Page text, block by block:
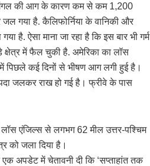
जंगल की आग के कारण कम से कम 1,200
गया है. कैलिफोर्निया के वानिकी और
है. ऐसा माना जा रहा है कि इस बार भी गर्म
में फैल चुकी है. अमेरिका का लॉस
पिछले कई दिनों से भीषण आग लगी हुई है।
जलकर राख हो गई है। फ्रीवे के पास
लॉस एंजिल्स से लगभग 62 मील उत्तर-पश्चिम
को जला दिया है।
अपडेट में चेतावनी दी कि ‘सप्ताहांत तक